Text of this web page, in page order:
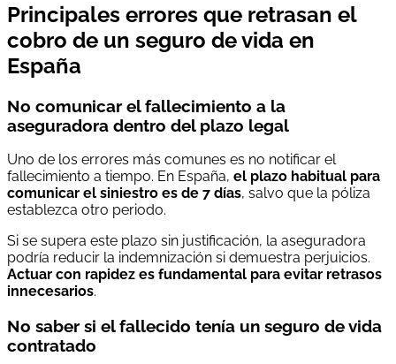
Principales errores que retrasan el
cobro de un seguro de vida en
España
No comunicar el fallecimiento a la
aseguradora dentro del plazo legal
Uno de los errores más comunes es no notificar el
fallecimiento a tiempo. En España, el plazo habitual para
comunicar el siniestro es de 7 días, salvo que la póliza
establezca otro periodo.
Si se supera este plazo sin justificación, la aseguradora
podría reducir la indemnización si demuestra perjuicios.
Actuar con rapidez es fundamental para evitar retrasos
innecesarios.
No saber si el fallecido tenía un seguro de vida
contratado